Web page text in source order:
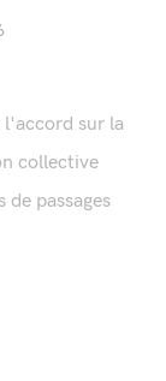
l'accord sur la
collective
de passages